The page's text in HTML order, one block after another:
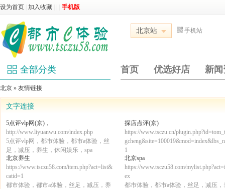
设为首页 加入收藏 手机版
北京站 手机站
全部分类 首页 优选好店 新闻
北京 » 友情链接
文字连接
5点评vlp网(京)，
http://www.liyuanwu.com/index.php
5点评vlp网，都市体验，都市a体验，丝
足，减压，养生，休闲娱乐，spa
探店点评(京)
https://www.tsczu.cn/
1
都市体验，都市a体验，丝足，减压，
生，休闲娱乐，spa，5点评vlp网
北京养生
https://www.tsczu58.com/item.php?act=list&
catid=1
都市体验，都市a体验，丝足，减压，养
北京spa
https://www.tsczu58.com/
ex
都市体验，都市a体验，丝足，减压，